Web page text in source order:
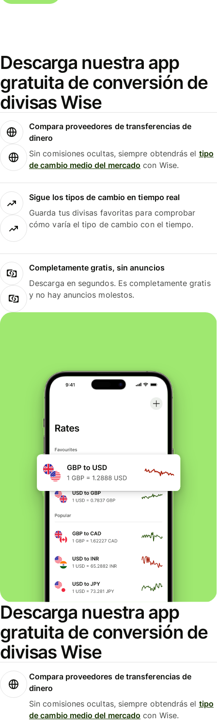
Descarga nuestra app
gratuita de conversión de
divisas Wise
Compara proveedores de transferencias de
dinero
Sin comisiones ocultas, siempre obtendrás el tipo
de cambio medio del mercado con Wise.
Sigue los tipos de cambio en tiempo real
Guarda tus divisas favoritas para comprobar
cómo varía el tipo de cambio con el tiempo.
Completamente gratis, sin anuncios
Descarga en segundos. Es completamente gratis
y no hay anuncios molestos.
Descarga nuestra app
gratuita de conversión de
divisas Wise
Compara proveedores de transferencias de
dinero
Sin comisiones ocultas, siempre obtendrás el tipo
de cambio medio del mercado con Wise.